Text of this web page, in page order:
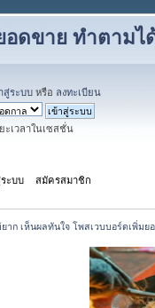
ดขาย ทำตามไ
สู่ระบบ หรือ ลงทะเบียน
ะเวลาในเซสชั่น
ะบบ สมัครสมาชิก
าก เห็นผลทันใจ โพสเวบบอร์ดเพิ่มย